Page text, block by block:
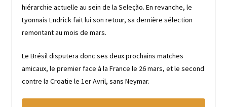
hiérarchie actuelle au sein de la Seleção. En revanche, le
Lyonnais Endrick fait lui son retour, sa dernière sélection
remontant au mois de mars.
Le Brésil disputera donc ses deux prochains matches
amicaux, le premier face à la France le 26 mars, et le second
contre la Croatie le 1er Avril, sans Neymar.